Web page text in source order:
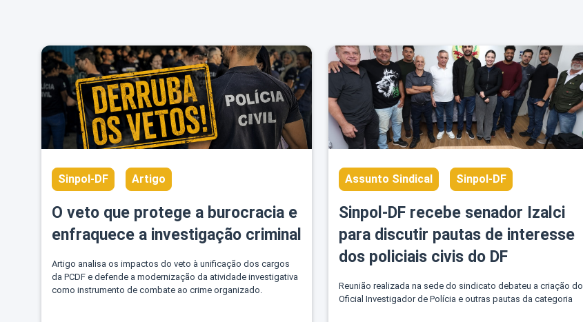
Sinpol-DF Artigo
O veto que protege a burocracia e
enfraquece a investigação criminal
Artigo analisa os impactos do veto à unificação dos cargos
da PCDF e defende a modernização da atividade investigativa
como instrumento de combate ao crime organizado.
Assunto Sindical Sinpol-DF
Sinpol-DF recebe senador Izalci
para discutir pautas de interesse
dos policiais civis do DF
Reunião realizada na sede do sindicato debateu a criação do
Oficial Investigador de Polícia e outras pautas da categoria